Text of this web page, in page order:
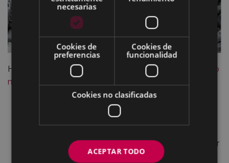
He aquí los diferentes apartados y articulistas del
último
número
Jesús Gutiérrez
Jesús Arizabaleta
¿POR QUÉ CAYÓ EL PAÍS DE LOS SOVIETS?
Asier
necesarias
Cookies de
preferencias
Cookies de
funcionalidad
Cookies no clasificadas
ACEPTAR TODO